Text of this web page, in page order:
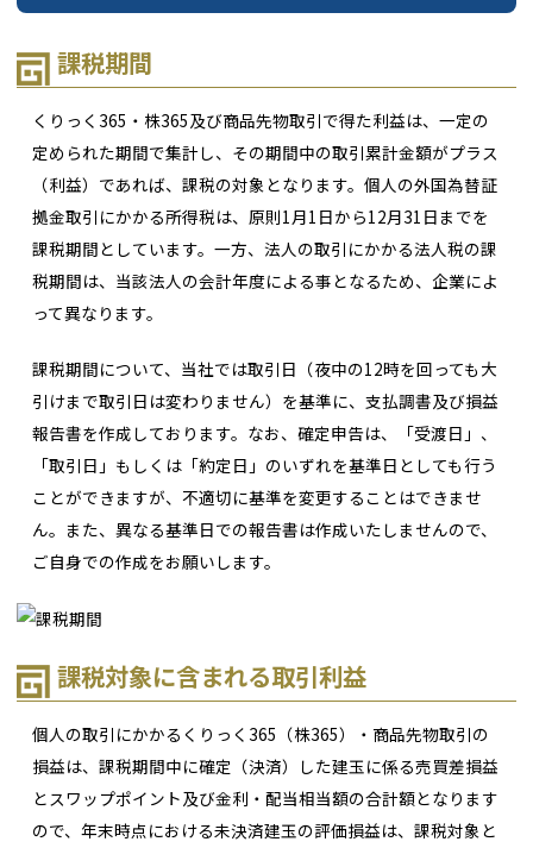
課税期間
くりっく365・株365及び商品先物取引で得た利益は、一定の
定められた期間で集計し、その期間中の取引累計金額がプラス
（利益）であれば、課税の対象となります。個人の外国為替証
拠金取引にかかる所得税は、原則1月1日から12月31日までを
課税期間としています。一方、法人の取引にかかる法人税の課
税期間は、当該法人の会計年度による事となるため、企業によ
って異なります。
課税期間について、当社では取引日（夜中の12時を回っても大
引けまで取引日は変わりません）を基準に、支払調書及び損益
報告書を作成しております。なお、確定申告は、「受渡日」、
「取引日」もしくは「約定日」のいずれを基準日としても行う
ことができますが、不適切に基準を変更することはできませ
ん。また、異なる基準日での報告書は作成いたしませんので、
ご自身での作成をお願いします。
課税対象に含まれる取引利益
個人の取引にかかるくりっく365（株365）・商品先物取引の
損益は、課税期間中に確定（決済）した建玉に係る売買差損益
とスワップポイント及び金利・配当相当額の合計額となります
ので、年末時点における未決済建玉の評価損益は、課税対象と